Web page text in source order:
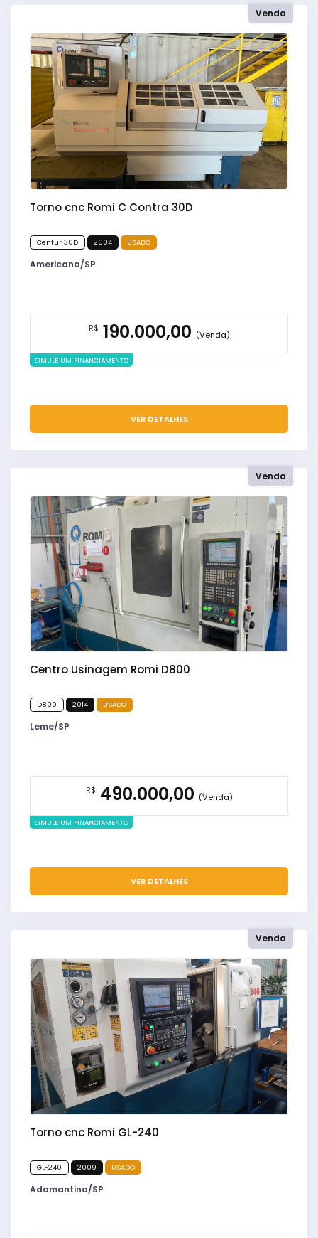
Venda
Torno cnc Romi C Contra 30D
Centur 30D 2004 USADO
Americana/SP
R$ 190.000,00 (Venda)
SIMULE UM FINANCIAMENTO
VER DETALHES
Venda
Centro Usinagem Romi D800
D800 2014 USADO
Leme/SP
R$ 490.000,00 (Venda)
SIMULE UM FINANCIAMENTO
VER DETALHES
Venda
Torno cnc Romi GL-240
GL-240 2009 USADO
Adamantina/SP